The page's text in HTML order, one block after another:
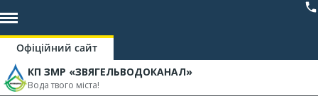
Офіційний сайт
КП ЗМР «ЗВЯГЕЛЬВОДОКАНАЛ»
Вода твого міста!